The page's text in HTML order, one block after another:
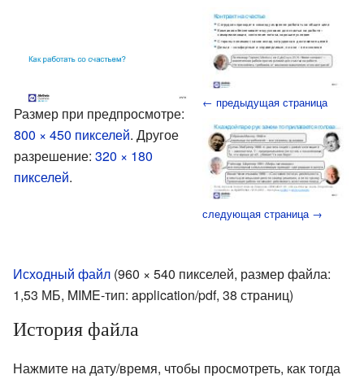
Размер при предпросмотре:
800 × 450 пикселей. Другое
разрешение: 320 × 180
пикселей.
← предыдущая страница
следующая страница →
Исходный файл (960 × 540 пикселей, размер файла:
1,53 МБ, MIME-тип: application/pdf, 38 страниц)
История файла
Нажмите на дату/время, чтобы просмотреть, как тогда